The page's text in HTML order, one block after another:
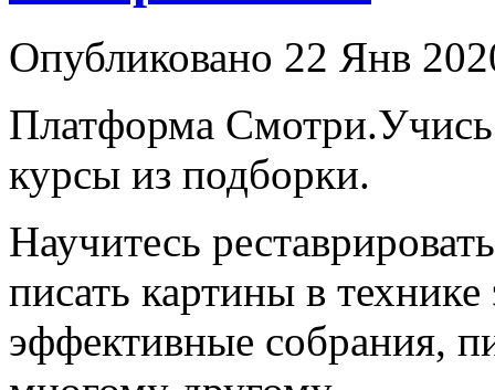
Опубликовано 22 Янв
Платформа
курсы из подборки.
Научитесь
писать картины в
эффективные собрания,